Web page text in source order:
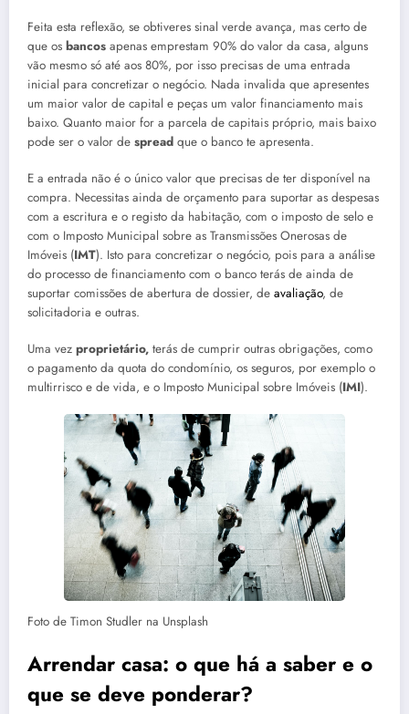
Feita esta reflexão, se obtiveres sinal verde avança, mas certo de
que os bancos apenas emprestam 90% do valor da casa, alguns
vão mesmo só até aos 80%, por isso precisas de uma entrada
inicial para concretizar o negócio. Nada invalida que apresentes
um maior valor de capital e peças um valor financiamento mais
baixo. Quanto maior for a parcela de capitais próprio, mais baixo
pode ser o valor de spread que o banco te apresenta.
E a entrada não é o único valor que precisas de ter disponível na
compra. Necessitas ainda de orçamento para suportar as despesas
com a escritura e o registo da habitação, com o imposto de selo e
com o Imposto Municipal sobre as Transmissões Onerosas de
Imóveis (IMT). Isto para concretizar o negócio, pois para a análise
do processo de financiamento com o banco terás de ainda de
suportar comissões de abertura de dossier, de avaliação, de
solicitadoria e outras.
Uma vez proprietário, terás de cumprir outras obrigações, como
o pagamento da quota do condomínio, os seguros, por exemplo o
multirrisco e de vida, e o Imposto Municipal sobre Imóveis (IMI).
Foto de Timon Studler na Unsplash
Arrendar casa: o que há a saber e o
que se deve ponderar?